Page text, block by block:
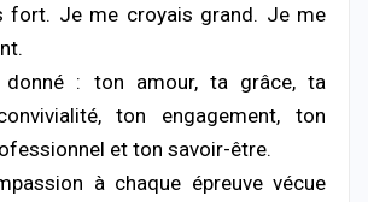
fort. Je me croyais grand. Je me
donné : ton amour, ta grâce, ta
ton engagement, ton
et ton savoir-être.
à chaque épreuve vécue